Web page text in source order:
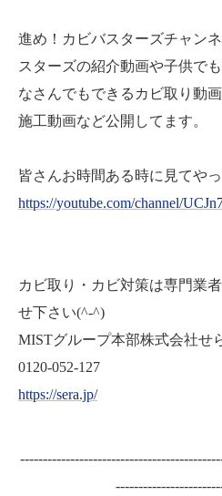
進め！カビバスターズチャン
スターズの紹介動画や子供で
なさんでもできるカビ取り動
施工動画など公開してます。
皆さんお時間ある時に見てや
https://youtube.com/channel/
カビ取り・カビ対策は専門業
せ下さい(^-^)
MISTグループ本部株式会社せ
0120-052-127
https://sera.jp/